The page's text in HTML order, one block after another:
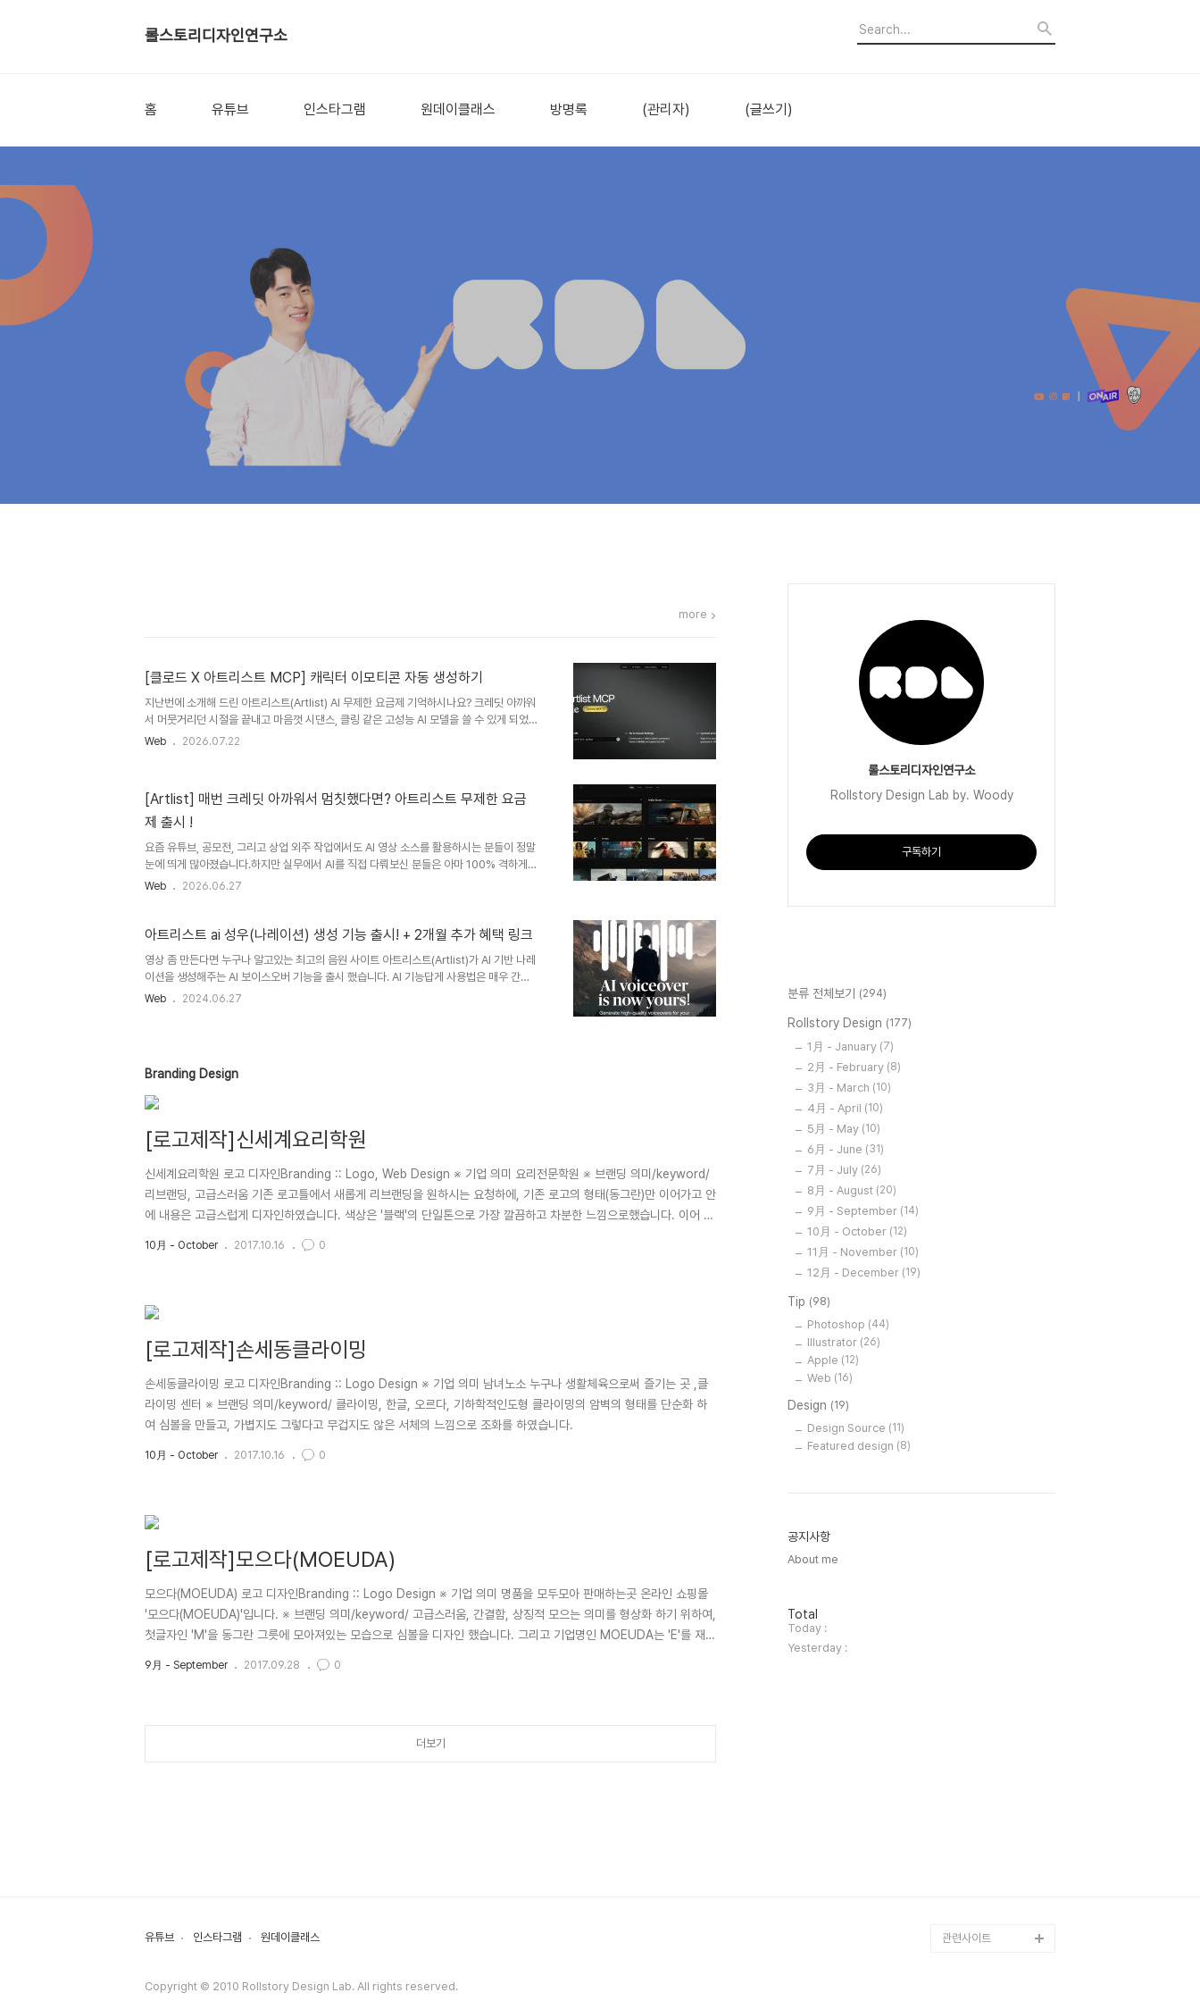
롤스토리디자인연구소
홈 유튜브 인스타그램 원데이클래스 방명록 (관리자) (글쓰기)
more
[클로드 X 아트리스트 MCP] 캐릭터 이모티콘 자동 생성하기
지난번에 소개해 드린 아트리스트(Artlist) AI 무제한 요금제 기억하시나요? 크레딧 아까워
서 머뭇거리던 시절을 끝내고 마음껏 시댄스, 클링 같은 고성능 AI 모델을 쓸 수 있게 되었
다고 소개해 드렸었는데요. 무제한 요금제로 풀렸으니... 당연히 미친 듯이 뽑아내서 뽕을
콘 공장'이 되는 기적제가 이 조합으로 뭘 해볼까 고민하다가, 아예 'AI 이모티콘 공장'으로
세팅을 해봤는데요. 결과가 아주 흥미롭습니다. 아래..
Web 2026.07.22
[Artlist] 매번 크레딧 아까워서 멈칫했다면? 아트리스트 무제한 요금
제 출시 !
요즘 유튜브, 공모전, 그리고 상업 외주 작업에서도 AI 영상 소스를 활용하시는 분들이 정말
눈에 띄게 많아졌습니다.하지만 실무에서 AI를 직접 다뤄보신 분들은 아마 100% 격하게
공감하실 겁니다. 아무리 좋다는 최신 AI 모델을 가져와도, 프롬프트 한 번 입력하고 생성
면... 크레딧을 그야말로 '겁나게' 쓰게 됩니다. 🎁 아트리스트 무제한 요금제 특별 혜택아래
artlist_aid=WoodySEO_1394&utm_..
Web 2026.06.27
아트리스트 ai 성우(나레이션) 생성 기능 출시! + 2개월 추가 혜택 링크
영상 좀 만든다면 누구나 알고있는 최고의 음원 사이트 아트리스트(Artlist)가 AI 기반 나레
이션을 생성해주는 AI 보이스오버 기능을 출시 했습니다. AI 기능답게 사용법은 매우 간단
합니다. 1. 아트리스트 사이트로 이동 한 뒤, [Voiceover] 메뉴를 선택하면 위와 같이 수
톤으로 나레이션이 생성 됩니다. 이렇게 생성..
Web 2024.06.27
Branding Design
[로고제작]신세계요리학원
신세계요리학원 로고 디자인Branding :: Logo, Web Design ※ 기업 의미 요리전문학원 ※ 브랜딩 의미/keyword/
리브랜딩, 고급스러움 기존 로고틀에서 새롭게 리브랜딩을 원하시는 요청하에, 기존 로고의 형태(동그란)만 이어가고 안
에 내용은 고급스럽게 디자인하였습니다. 색상은 '블랙'의 단일톤으로 가장 깔끔하고 차분한 느낌으로했습니다. 이어 웹
10月 - October 2017.10.16 0
[로고제작]손세동클라이밍
손세동클라이밍 로고 디자인Branding :: Logo Design ※ 기업 의미 남녀노소 누구나 생활체육으로써 즐기는 곳 ,클
라이밍 센터 ※ 브랜딩 의미/keyword/ 클라이밍, 한글, 오르다, 기하학적인도형 클라이밍의 암벽의 형태를 단순화 하
여 심볼을 만들고, 가볍지도 그렇다고 무겁지도 않은 서체의 느낌으로 조화를 하였습니다.
10月 - October 2017.10.16 0
[로고제작]모으다(MOEUDA)
모으다(MOEUDA) 로고 디자인Branding :: Logo Design ※ 기업 의미 명품을 모두모아 판매하는곳 온라인 쇼핑몰
'모으다(MOEUDA)'입니다. ※ 브랜딩 의미/keyword/ 고급스러움, 간결함, 상징적 모으는 의미를 형상화 하기 위하여,
첫글자인 'M'을 동그란 그릇에 모아져있는 모습으로 심볼을 디자인 했습니다. 그리고 기업명인 MOEUDA는 'E'를 재미
9月 - September 2017.09.28 0
더보기
롤스토리디자인연구소
Rollstory Design Lab by. Woody
구독하기
분류 전체보기 (294)
Rollstory Design (177)
1月 - January (7)
2月 - February (8)
3月 - March (10)
4月 - April (10)
5月 - May (10)
6月 - June (31)
7月 - July (26)
8月 - August (20)
9月 - September (14)
10月 - October (12)
11月 - November (10)
12月 - December (19)
Tip (98)
Photoshop (44)
Illustrator (26)
Apple (12)
Web (16)
Design (19)
Design Source (11)
Featured design (8)
공지사항
About me
방
문
자
수
Total
Today :
Yesterday :
유튜브 인스타그램 원데이클래스
Copyright © 2010 Rollstory Design Lab. All rights reserved.
관련사이트